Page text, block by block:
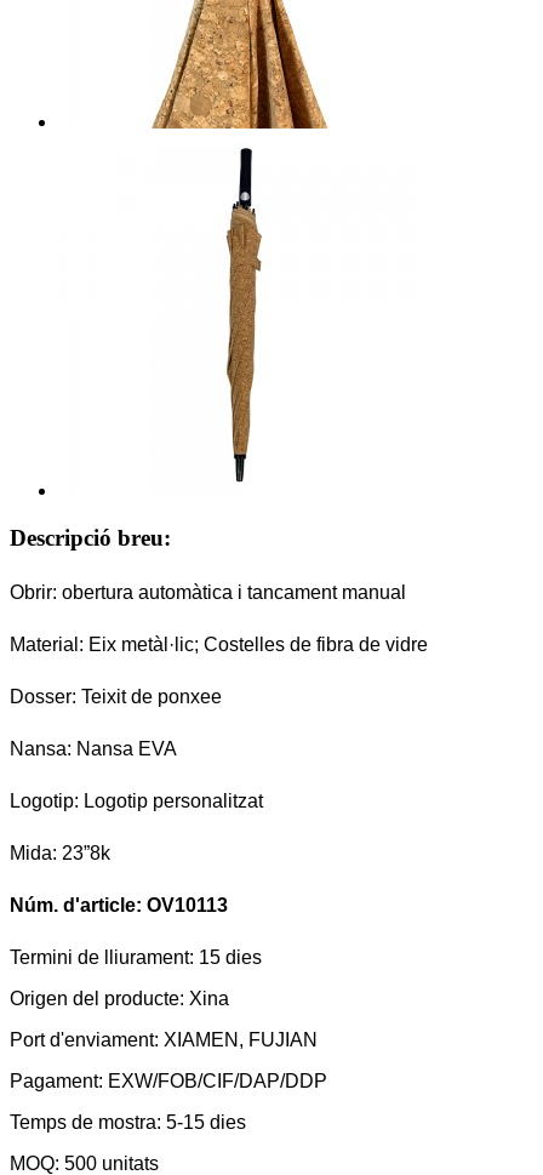
Descripció breu:
Obrir: obertura automàtica i tancament manual
Material: Eix metàl·lic; Costelles de fibra de vidre
Dosser: Teixit de ponxee
Nansa: Nansa EVA
Logotip: Logotip personalitzat
Mida: 23”8k
Núm. d'article: OV10113
Termini de lliurament: 15 dies
Origen del producte: Xina
Port d'enviament: XIAMEN, FUJIAN
Pagament: EXW/FOB/CIF/DAP/DDP
Temps de mostra: 5-15 dies
MOQ: 500 unitats